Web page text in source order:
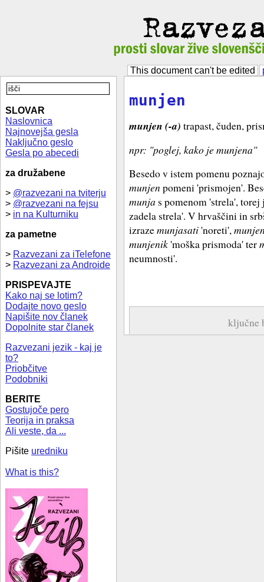
This document can't be edited
SLOVAR
Naslovnica
Najnovejša gesla
Naključno geslo
Gesla po abecedi
za družabene
> @razvezani na tviterju
> @razvezani na fejsu
> in na Kulturniku
za pametne
> Razvezani za iTelefone
> Razvezani za Androide
PRISPEVAJTE
Kako naj se lotim?
Dodajte novo geslo
Napišite nov članek
Dopolnite star članek
Razvezani jezik - kaj je
to?
Priobčitve
Podobniki
BERITE
Gostujoče pero
Teorija in praksa
Ali veste, da ...
Pišite uredniku
What is this?
munjen
munjen (-a) trapast, čuden,
npr: "poglej, kako je munjena"
Besedo v istem pomenu
munjen pomeni 'prismojen'.
munja s pomenom 'strela',
zadela strela'. V hrvaščini in
izrazemunjasati 'noreti',
munjenik 'moška prismoda' ter
neumnosti'.
ključne